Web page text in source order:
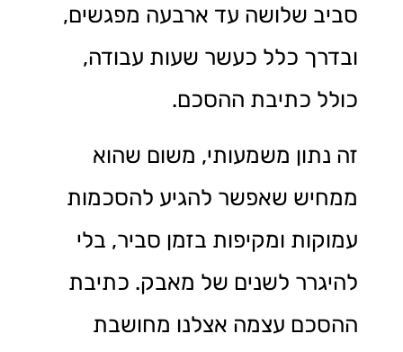
סביב שלושה עד ארבעה מפגשים,
ובדרך כלל כעשר שעות עבודה,
כולל כתיבת ההסכם.
זה נתון משמעותי, משום שהוא
ממחיש שאפשר להגיע להסכמות
עמוקות ומקיפות בזמן סביר, בלי
להיגרר לשנים של מאבק. כתיבת
ההסכם עצמה אצלנו מחושבת